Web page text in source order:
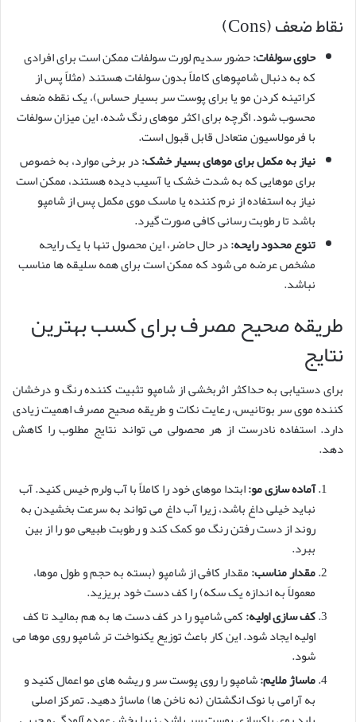
نقاط ضعف (Cons)
حاوی سولفات:حضور سدیم لورت سولفات ممکن است برای افرادی
که به دنبال شامپوهای کاملاً بدون سولفات هستند (مثلاً پس از
کراتینه کردن مو یا برای پوست سر بسیار حساس)، یک نقطه ضعف
محسوب شود. اگرچه برای اکثر موهای رنگ شده، این میزان سولفات
با فرمولاسیون متعادل قابل قبول است.
نیاز به مکمل برای موهای بسیار خشک:در برخی موارد، به خصوص
برای موهایی که به شدت خشک یا آسیب دیده هستند، ممکن است
نیاز به استفاده از نرم کننده یا ماسک موی مکمل پس از شامپو
باشد تا رطوبت رسانی کافی صورت گیرد.
تنوع محدود رایحه:در حال حاضر، این محصول تنها با یک رایحه
مشخص عرضه می شود که ممکن است برای همه سلیقه ها مناسب
نباشد.
طریقه صحیح مصرف برای کسب بهترین
نتایج
برای دستیابی به حداکثر اثربخشی از شامپو تثبیت کننده رنگ و درخشان
کننده موی سر بوتانیس، رعایت نکات و طریقه صحیح مصرف اهمیت زیادی
دارد. استفاده نادرست از هر محصولی می تواند نتایج مطلوب را کاهش
دهد.
آماده سازی مو:ابتدا موهای خود را کاملاً با آب ولرم خیس کنید. آب
نباید خیلی داغ باشد، زیرا آب داغ می تواند به سرعت بخشیدن به
روند از دست رفتن رنگ مو کمک کند و رطوبت طبیعی مو را از بین
ببرد.
مقدار مناسب:مقدار کافی از شامپو (بسته به حجم و طول موها،
معمولاً به اندازه یک سکه) را کف دست خود بریزید.
کف سازی اولیه:کمی شامپو را در کف دست ها به هم بمالید تا کف
اولیه ایجاد شود. این کار باعث توزیع یکنواخت تر شامپو روی موها می
شود.
ماساژ ملایم:شامپو را روی پوست سر و ریشه های مو اعمال کنید و
به آرامی با نوک انگشتان (نه ناخن ها) ماساژ دهید. تمرکز اصلی